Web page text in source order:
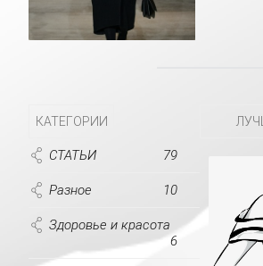
КАТЕГОРИИ
СТАТЬИ 79
Разное 10
Здоровье и красота
6